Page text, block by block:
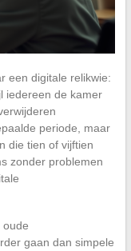
een digitale relikwie:
iedereen de kamer
periode, maar
die tien of vijftien
zonder problemen
oude
gaan dan simpele